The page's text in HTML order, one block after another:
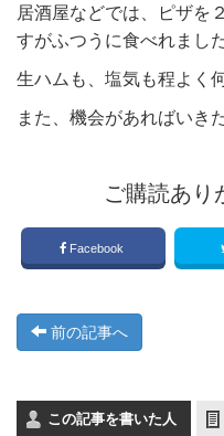
居酒屋などでは、ピザを
すがふつうに食べれまし
生ハムも、塩気も程よく
また、機会があればいき
ご購読あり
Facebook
前の記事へ
この記事を書いた人